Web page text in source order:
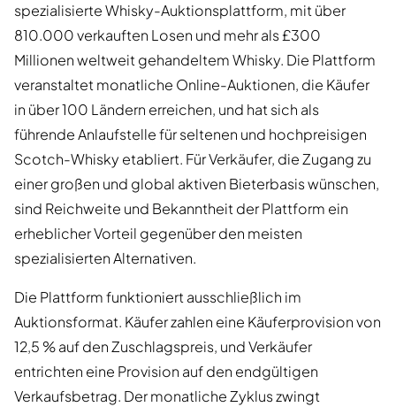
spezialisierte Whisky-Auktionsplattform, mit über
810.000 verkauften Losen und mehr als £300
Millionen weltweit gehandeltem Whisky. Die Plattform
veranstaltet monatliche Online-Auktionen, die Käufer
in über 100 Ländern erreichen, und hat sich als
führende Anlaufstelle für seltenen und hochpreisigen
Scotch-Whisky etabliert. Für Verkäufer, die Zugang zu
einer großen und global aktiven Bieterbasis wünschen,
sind Reichweite und Bekanntheit der Plattform ein
erheblicher Vorteil gegenüber den meisten
spezialisierten Alternativen.
Die Plattform funktioniert ausschließlich im
Auktionsformat. Käufer zahlen eine Käuferprovision von
12,5 % auf den Zuschlagspreis, und Verkäufer
entrichten eine Provision auf den endgültigen
Verkaufsbetrag. Der monatliche Zyklus zwingt